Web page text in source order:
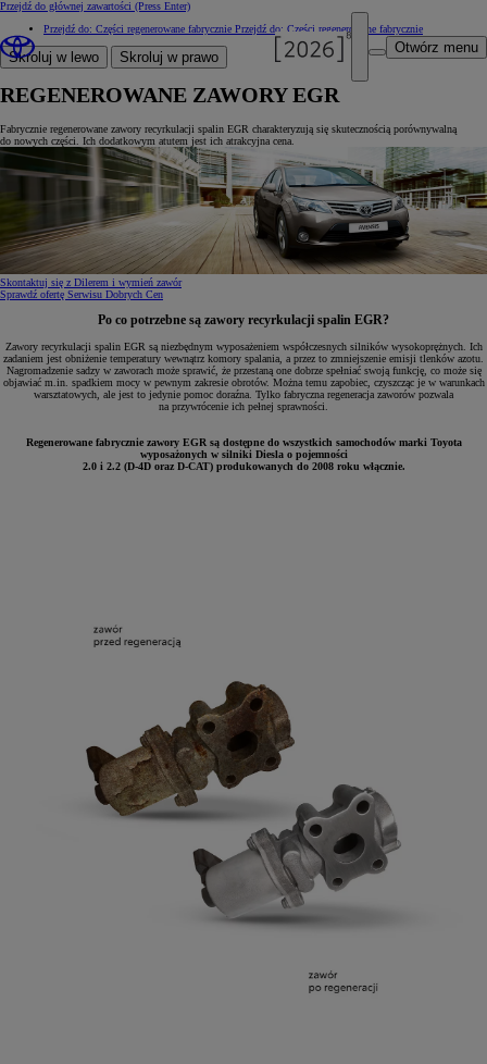
Przejdź do głównej zawartości (Press Enter)
Otwórz menu
Przejdź do: Części regenerowane fabrycznie Przejdź do: Części regenerowane fabrycznie
Skroluj w lewo Skroluj w prawo
REGENEROWANE ZAWORY EGR
Fabrycznie regenerowane zawory recyrkulacji spalin EGR charakteryzują się skutecznością porównywalną
do nowych części. Ich dodatkowym atutem jest ich atrakcyjna cena.
Skontaktuj się z Dilerem i wymień zawór
Sprawdź ofertę Serwisu Dobrych Cen
Po co potrzebne są zawory recyrkulacji spalin EGR?
Zawory recyrkulacji spalin EGR są niezbędnym wyposażeniem współczesnych silników wysokoprężnych. Ich
zadaniem jest obniżenie temperatury wewnątrz komory spalania, a przez to zmniejszenie emisji tlenków azotu.
Nagromadzenie sadzy w zaworach może sprawić, że przestaną one dobrze spełniać swoją funkcję, co może się
objawiać m.in. spadkiem mocy w pewnym zakresie obrotów. Można temu zapobiec, czyszcząc je w warunkach
warsztatowych, ale jest to jedynie pomoc doraźna. Tylko fabryczna regeneracja zaworów pozwala
na przywrócenie ich pełnej sprawności.
Regenerowane fabrycznie zawory EGR są dostępne do wszystkich samochodów marki Toyota
wyposażonych w silniki Diesla o pojemności
2.0 i 2.2 (D-4D oraz D-CAT) produkowanych do 2008 roku włącznie.